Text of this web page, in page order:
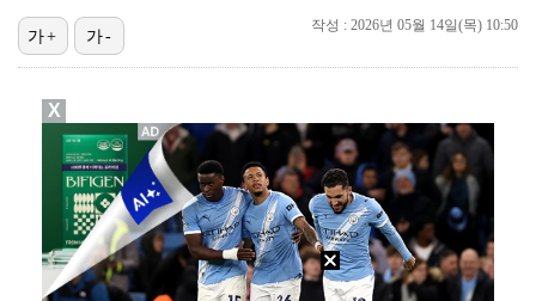
[ST포토] 박현경, 멀리가자
[ST포토] 박현경, 생각보다 어렵네
[ST포토] 김민선7, 라인 확인
[ST포토] 전예성, 벌써 덥네
작성 : 2026년 05월 14일(목) 10:50
가+ 가-
X